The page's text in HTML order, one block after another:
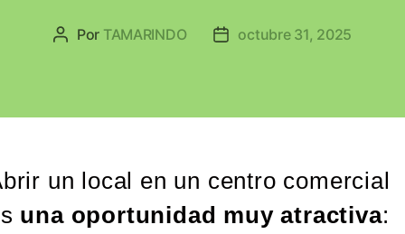
Por TAMARINDO octubre 31, 2025
un local en un centro comercial
una oportunidad muy atractiva: